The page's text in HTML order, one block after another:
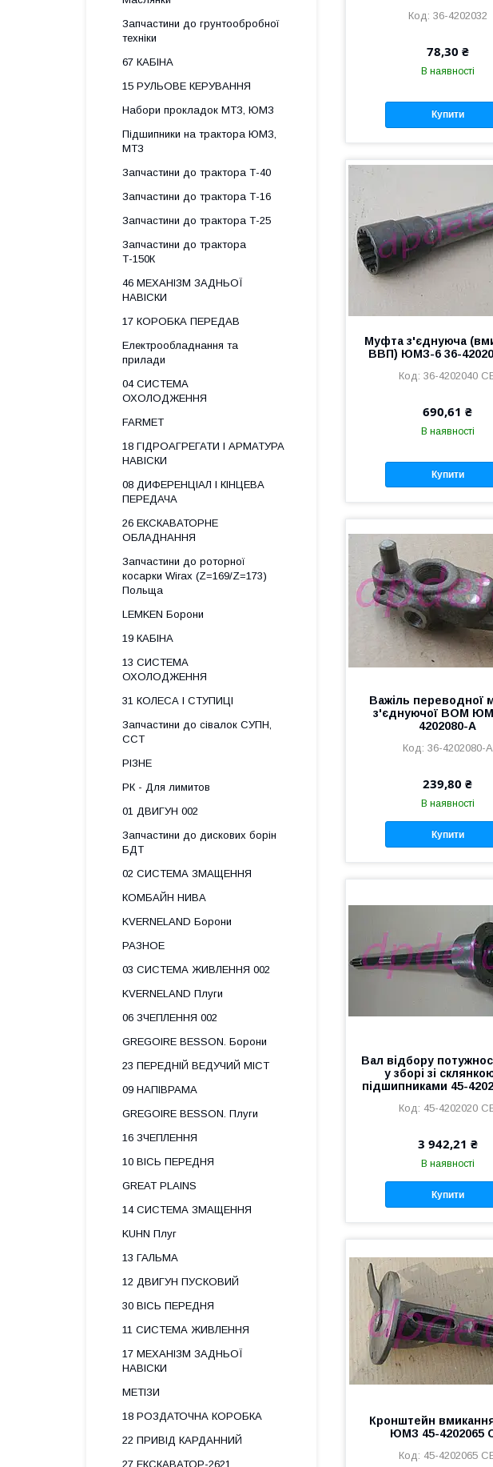
36-4202032
78,30 ₴
В наявності
Купити
Муфта з'єднуюча
ВВП) ЮМЗ-6 36-
36-4202040
690,61 ₴
В наявності
Купити
Важіль переводної
з'єднуючої ВОМ
4202080-А
36-4202080-А
239,80 ₴
В наявності
Купити
Вал відбору
у зборі зі
підшипниками 45-
45-4202020
3 942,21 ₴
В наявності
Купити
Кронштейн
ЮМЗ 45-4202065
45-4202065
Запчастини до грунтообробної
техніки
67 КАБІНА
15 РУЛЬОВЕ КЕРУВАННЯ
Набори прокладок МТЗ, ЮМЗ
Підшипники на трактора ЮМЗ,
МТЗ
Запчастини до трактора Т-40
Запчастини до трактора Т-16
Запчастини до трактора Т-25
Запчастини до трактора
Т-150К
46 МЕХАНІЗМ ЗАДНЬОЇ
НАВІСКИ
17 КОРОБКА ПЕРЕДАВ
Електрообладнання та
прилади
04 СИСТЕМА
ОХОЛОДЖЕННЯ
FARMET
18 ГІДРОАГРЕГАТИ І АРМАТУРА
НАВІСКИ
08 ДИФЕРЕНЦІАЛ І КІНЦЕВА
ПЕРЕДАЧА
26 ЕКСКАВАТОРНЕ
ОБЛАДНАННЯ
Запчастини до роторної
косарки Wirax (Z=169/Z=173)
Польща
LEMKEN Борони
19 КАБІНА
13 СИСТЕМА
ОХОЛОДЖЕННЯ
31 КОЛЕСА І СТУПИЦІ
Запчастини до сівалок СУПН,
ССТ
РІЗНЕ
РК - Для лимитов
01 ДВИГУН 002
Запчастини до дискових борін
БДТ
02 СИСТЕМА ЗМАЩЕННЯ
КОМБАЙН НИВА
KVERNELAND Борони
РАЗНОЕ
03 СИСТЕМА ЖИВЛЕННЯ 002
KVERNELAND Плуги
06 ЗЧЕПЛЕННЯ 002
GREGOIRE BESSON. Борони
23 ПЕРЕДНІЙ ВЕДУЧИЙ МІСТ
09 НАПІВРАМА
GREGOIRE BESSON. Плуги
16 ЗЧЕПЛЕННЯ
10 ВІСЬ ПЕРЕДНЯ
GREAT PLAINS
14 СИСТЕМА ЗМАЩЕННЯ
KUHN Плуг
13 ГАЛЬМА
12 ДВИГУН ПУСКОВИЙ
30 ВІСЬ ПЕРЕДНЯ
11 СИСТЕМА ЖИВЛЕННЯ
17 МЕХАНІЗМ ЗАДНЬОЇ
НАВІСКИ
МЕТІЗИ
18 РОЗДАТОЧНА КОРОБКА
22 ПРИВІД КАРДАННИЙ
27 ЕКСКАВАТОР-2621